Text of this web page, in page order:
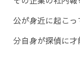
公が身近に起こ
分自身が探偵に才